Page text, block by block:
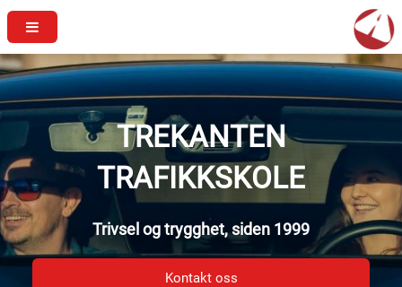
TREKANTEN
TRAFIKKSKOLE
Trivsel og trygghet, siden 1999
Kontakt oss